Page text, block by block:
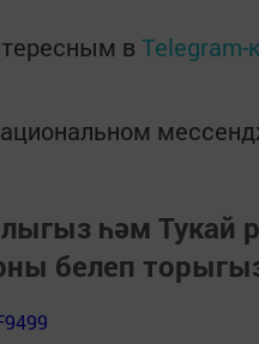
в Telegram-
һәм Тукай
белеп